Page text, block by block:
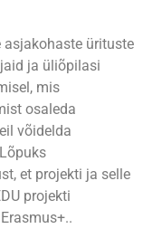
asjakohaste ürituste
ja üliõpilasi
mis
osaleda
võidelda
et projekti ja selle
projekti
.